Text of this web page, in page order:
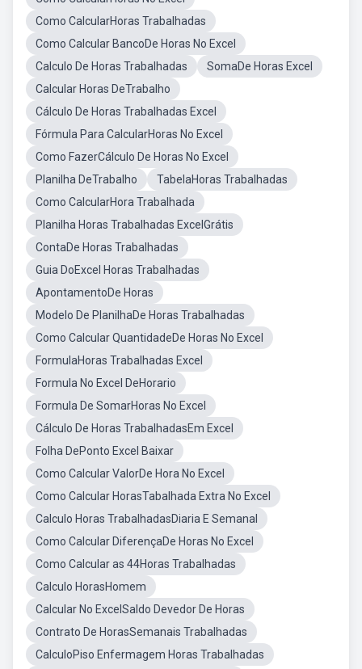
Como CalcularHoras Trabalhadas
Como Calcular BancoDe Horas No Excel
Calculo De Horas Trabalhadas
SomaDe Horas Excel
Calcular Horas DeTrabalho
Cálculo De Horas Trabalhadas Excel
Fórmula Para CalcularHoras No Excel
Como FazerCálculo De Horas No Excel
Planilha DeTrabalho
TabelaHoras Trabalhadas
Como CalcularHora Trabalhada
Planilha Horas Trabalhadas ExcelGrátis
ContaDe Horas Trabalhadas
Guia DoExcel Horas Trabalhadas
ApontamentoDe Horas
Modelo De PlanilhaDe Horas Trabalhadas
Como Calcular QuantidadeDe Horas No Excel
FormulaHoras Trabalhadas Excel
Formula No Excel DeHorario
Formula De SomarHoras No Excel
Cálculo De Horas TrabalhadasEm Excel
Folha DePonto Excel Baixar
Como Calcular ValorDe Hora No Excel
Como Calcular HorasTabalhada Extra No Excel
Calculo Horas TrabalhadasDiaria E Semanal
Como Calcular DiferençaDe Horas No Excel
Como Calcular as 44Horas Trabalhadas
Calculo HorasHomem
Calcular No ExcelSaldo Devedor De Horas
Contrato De HorasSemanais Trabalhadas
CalculoPiso Enfermagem Horas Trabalhadas